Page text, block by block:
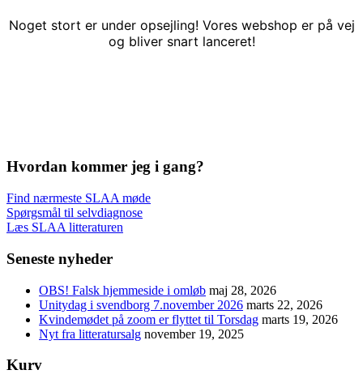
Noget stort er under opsejling! Vores webshop er på vej
og bliver snart lanceret!
Hvordan kommer jeg i gang?
Find nærmeste SLAA møde
Spørgsmål til selvdiagnose
Læs SLAA litteraturen
Seneste nyheder
OBS! Falsk hjemmeside i omløb maj 28, 2026
Unitydag i svendborg 7.november 2026 marts 22, 2026
Kvindemødet på zoom er flyttet til Torsdag marts 19, 2026
Nyt fra litteratursalg november 19, 2025
Kurv